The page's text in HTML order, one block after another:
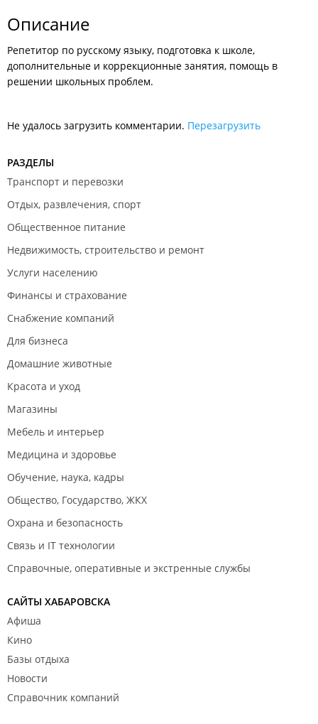
Описание
Репетитор по русскому языку, подготовка к школе,
дополнительные и коррекционные занятия, помощь в
решении школьных проблем.
Не удалось загрузить комментарии. Перезагрузить
РАЗДЕЛЫ
Транспорт и перевозки
Отдых, развлечения, спорт
Общественное питание
Недвижимость, строительство и ремонт
Услуги населению
Финансы и страхование
Снабжение компаний
Для бизнеса
Домашние животные
Красота и уход
Магазины
Мебель и интерьер
Медицина и здоровье
Обучение, наука, кадры
Общество, Государство, ЖКХ
Охрана и безопасность
Связь и IT технологии
Справочные, оперативные и экстренные службы
САЙТЫ ХАБАРОВСКА
Афиша
Кино
Базы отдыха
Новости
Справочник компаний